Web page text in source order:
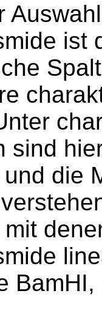
ist
sind
die